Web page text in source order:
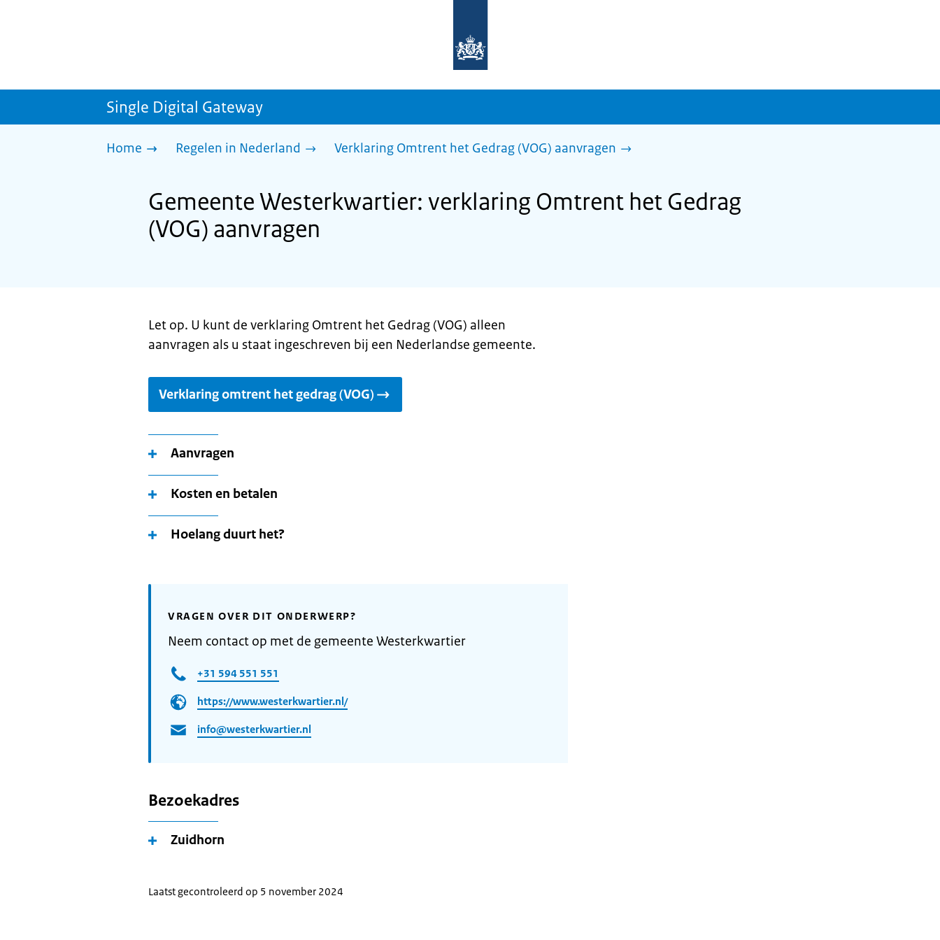
homepage
sdg.rijksoverheid.nl
Single Digital Gateway
Home Regelen in Nederland Verklaring Omtrent het Gedrag (VOG) aanvragen
Gemeente Westerkwartier: verklaring Omtrent het Gedrag
(VOG) aanvragen
Let op. U kunt de verklaring Omtrent het Gedrag (VOG) alleen
aanvragen als u staat ingeschreven bij een Nederlandse gemeente.
Verklaring omtrent het gedrag (VOG)
Aanvragen
Kosten en betalen
Hoelang duurt het?
VRAGEN OVER DIT ONDERWERP?
Neem contact op met de gemeente Westerkwartier
+31 594 551 551
https://www.westerkwartier.nl/
info@westerkwartier.nl
Bezoekadres
Zuidhorn
Laatst gecontroleerd op 5 november 2024